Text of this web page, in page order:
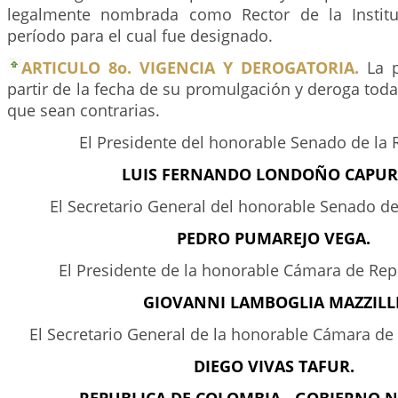
legalmente nombrada como Rector de la
período para el cual fue designado.
ARTICULO 8o. VIGENCIA Y DEROGATORIA. La
partir de la fecha de su promulgación y deroga
que sean contrarias.
El Presidente del honorable Senado de la
LUIS FERNANDO LONDOÑO
El Secretario General del honorable Senado
PEDRO PUMAREJO VEGA.
El Presidente de la honorable Cámara de
GIOVANNI LAMBOGLIA
El Secretario General de la honorable Cámara
DIEGO VIVAS TAFUR.